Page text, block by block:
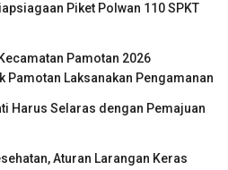
Piket Polwan 110 SPKT
Pamotan 2026
Pamotan Laksanakan Pengamanan
Harus Selaras dengan Pemajuan
Aturan Larangan Keras